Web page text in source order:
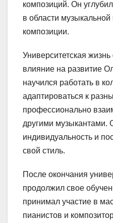
композиций. Он
в области музыкальной
композиции.
Университетская
влияние на развитие
научился работать в
адаптироваться к
профессионально
другими музыкантами.
индивидуальность и
свой стиль.
После окончания
продолжил свое
принимал участие в
пианистов и